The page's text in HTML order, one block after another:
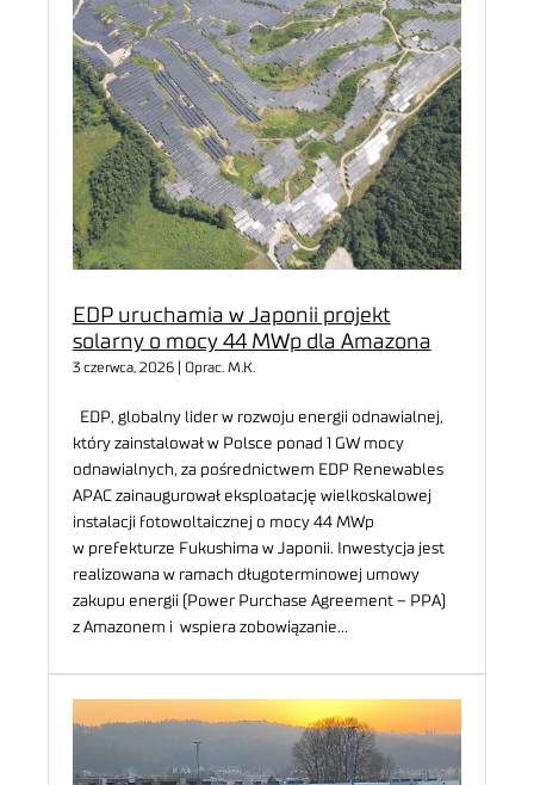
EDP uruchamia w Japonii projekt
solarny o mocy 44 MWp dla Amazona
3 czerwca, 2026 | Oprac. M.K.
EDP, globalny lider w rozwoju energii odnawialnej,
który zainstalował w Polsce ponad 1 GW mocy
odnawialnych, za pośrednictwem EDP Renewables
APAC zainaugurował eksploatację wielkoskalowej
instalacji fotowoltaicznej o mocy 44 MWp
w prefekturze Fukushima w Japonii. Inwestycja jest
realizowana w ramach długoterminowej umowy
zakupu energii (Power Purchase Agreement – PPA)
z Amazonem i wspiera zobowiązanie…